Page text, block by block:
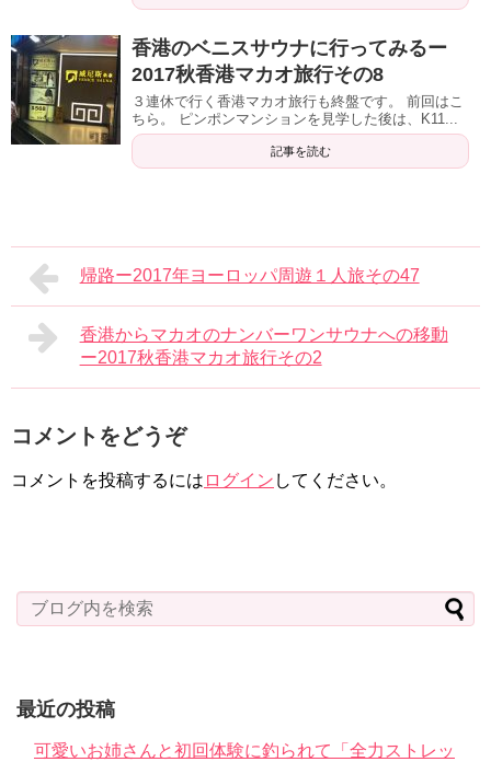
香港のベニスサウナに行ってみるー
2017秋香港マカオ旅行その8
３連休で行く香港マカオ旅行も終盤です。 前回はこ
ちら。 ピンポンマンションを見学した後は、K11...
記事を読む
帰路ー2017年ヨーロッパ周遊１人旅その47
香港からマカオのナンバーワンサウナへの移動
ー2017秋香港マカオ旅行その2
コメントをどうぞ
コメントを投稿するには ログイン してください。
最近の投稿
可愛いお姉さんと初回体験に釣られて「全力ストレッ